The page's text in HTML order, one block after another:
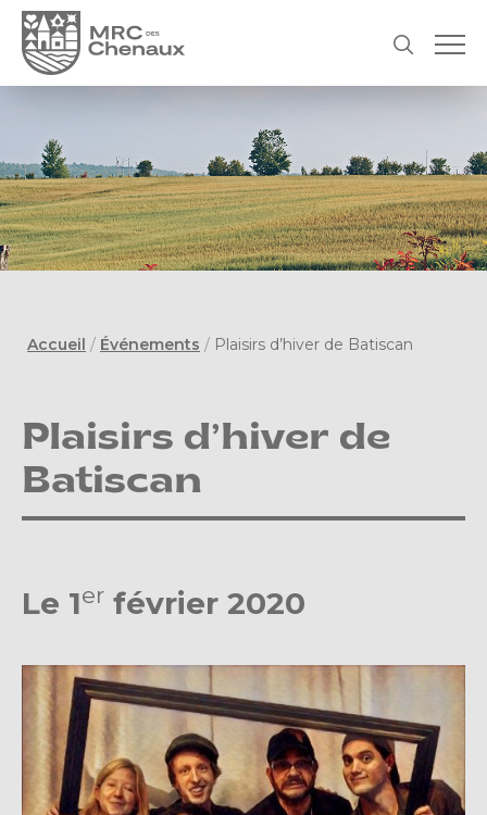
Accueil / Événements / Plaisirs d’hiver de Batiscan
Plaisirs d’hiver de
Batiscan
Le 1er février 2020